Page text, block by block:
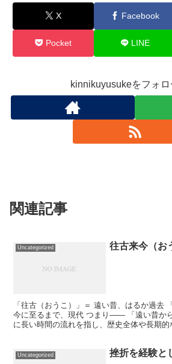
X Facebook
Pocket LINE
kinnikuyusukeをフォロ
関連記事
Uncategorized 往古来今（お
「往古（おうこ）」＝ 遠い昔、はるか過去
今に至るまで、現代 つまり―― 「遠い昔か
に長い時間の流れを指し、歴史全体や長期的
Uncategorized 挫折を経験